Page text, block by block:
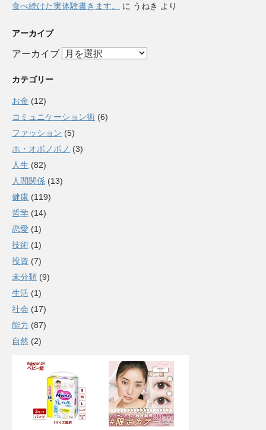
食べ続けた実体験書きます。
に うねき より
アーカイブ
アーカイブ
カテゴリー
お金 (12)
コミュニケーション術 (6)
ファッション (5)
ホ・オポノポノ (3)
人生 (82)
人間関係 (13)
健康 (119)
哲学 (14)
恋愛 (1)
技術 (1)
投資 (7)
未分類 (9)
生活 (1)
社会 (17)
能力 (87)
自然 (2)